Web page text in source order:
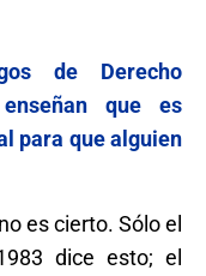
de Derecho
que es
para que alguien
es cierto. Sólo el
dice esto; el